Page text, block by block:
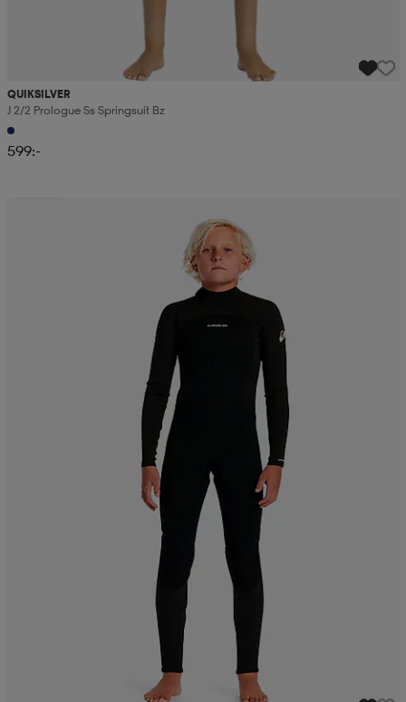
QUIKSILVER
J 2/2 Prologue Ss Springsuit Bz
599:-